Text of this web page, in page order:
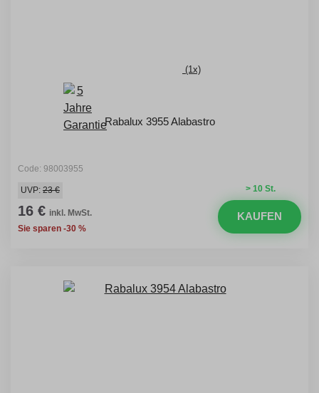
(1x)
Rabalux 3955 Alabastro
Code: 98003955
> 10 St.
UVP: 23 €
16 € inkl. MwSt.
Sie sparen -30 %
KAUFEN